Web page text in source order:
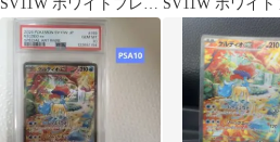
SV11W ホワイトフレア
169/086
SV11W ホワイト
169/086